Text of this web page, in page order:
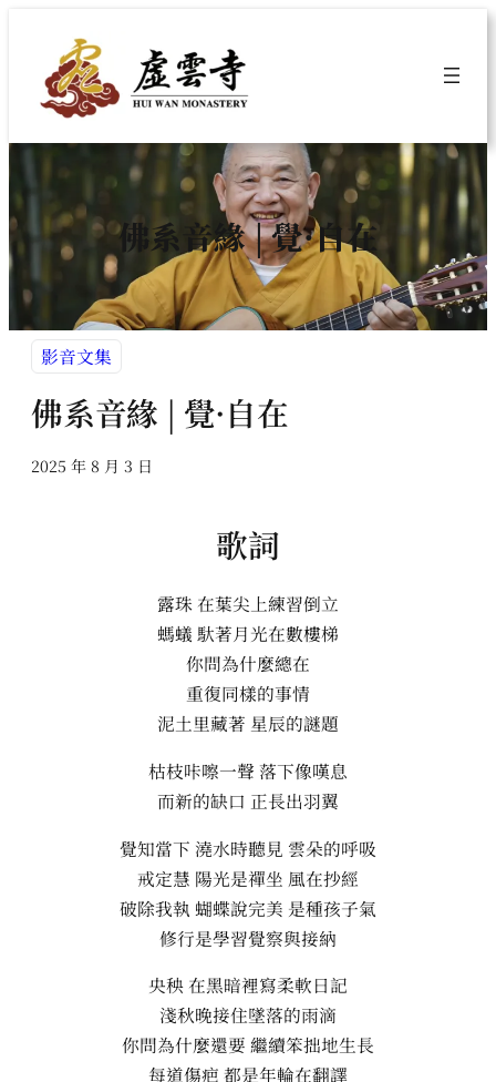
內
佛系音緣 | 覺·自在
影音文集
佛系音緣 | 覺·自在
2025 年 8 月 3 日
歌詞
露珠 在葉尖上練習倒立
螞蟻 馱著月光在數樓梯
你問為什麼總在
重復同樣的事情
泥土里藏著 星辰的謎題
枯枝咔嚓一聲 落下像嘆息
而新的缺口 正長出羽翼
覺知當下 澆水時聽見 雲朵的呼吸
戒定慧 陽光是禪坐 風在抄經
破除我執 蝴蝶說完美 是種孩子氣
修行是學習覺察與接納
央秧 在黑暗裡寫柔軟日記
淺秋晚接住墜落的雨滴
你問為什麼還要 繼續笨拙地生長
每道傷疤 都是年輪在翻譯